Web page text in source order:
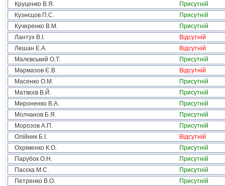
Круценко В.Я.
Присутній
Кузнєцов П.С.
Присутній
Кучеренко В.М.
Присутній
Лантух В.І.
Відсутній
Лешан Е.А.
Відсутній
Малєвський О.Т.
Присутній
Мармазов Є.В.
Відсутній
Масенко О.М.
Присутній
Матвєєв В.Й.
Присутній
Мироненко В.А.
Присутній
Молчанов Б.Я.
Присутній
Морозов А.П.
Присутній
Олійник Б.І.
Відсутній
Охріменко К.О.
Присутній
Парубок О.Н.
Присутній
Пасєка М.С.
Присутній
Петренко В.О.
Присутній